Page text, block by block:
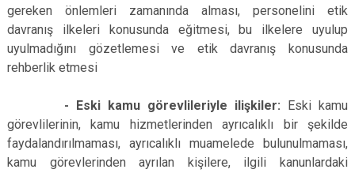
gereken önlemleri zamanında alması, personelini etik
davranış ilkeleri konusunda eğitmesi, bu ilkelere uyulup
uyulmadığını gözetlemesi ve etik davranış konusunda
rehberlik etmesi
- Eski kamu görevlileriyle ilişkiler: Eski kamu
görevlilerinin, kamu hizmetlerinden ayrıcalıklı bir şekilde
faydalandırılmaması, ayrıcalıklı muamelede bulunulmaması,
kamu görevlerinden ayrılan kişilere, ilgili kanunlardaki